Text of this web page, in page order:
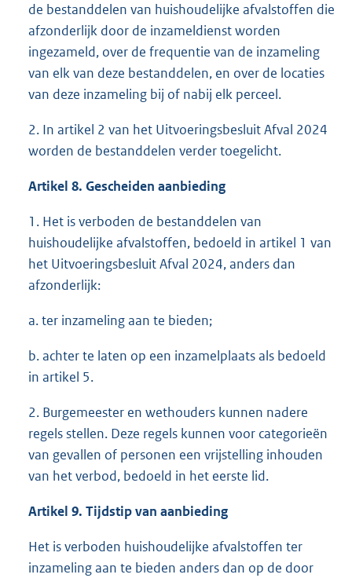
de bestanddelen van huishoudelijke afvalstoffen die
afzonderlijk door de inzameldienst worden
ingezameld, over de frequentie van de inzameling
van elk van deze bestanddelen, en over de locaties
van deze inzameling bij of nabij elk perceel.
2. In artikel 2 van het Uitvoeringsbesluit Afval 2024
worden de bestanddelen verder toegelicht.
Artikel 8. Gescheiden aanbieding
1. Het is verboden de bestanddelen van
huishoudelijke afvalstoffen, bedoeld in artikel 1 van
het Uitvoeringsbesluit Afval 2024, anders dan
afzonderlijk:
a. ter inzameling aan te bieden;
b. achter te laten op een inzamelplaats als bedoeld
in artikel 5.
2. Burgemeester en wethouders kunnen nadere
regels stellen. Deze regels kunnen voor categorieën
van gevallen of personen een vrijstelling inhouden
van het verbod, bedoeld in het eerste lid.
Artikel 9. Tijdstip van aanbieding
Het is verboden huishoudelijke afvalstoffen ter
inzameling aan te bieden anders dan op de door